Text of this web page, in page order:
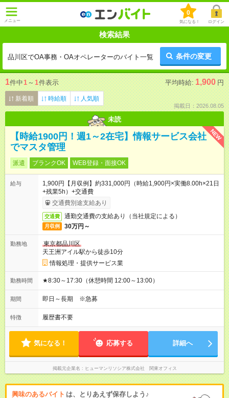
メニュー
0
気になる！ ログイン
検索結果
品川区でOA事務・OAオペレーターのバイト一覧 条件の変更
1件中1 ～ 1件表示 平均時給: 1,900 円
新着順 時給順 人気順
掲載日：2026.08.05
未読
NEW
【時給1900円！週1～2在宅】情報サービス会社
でマスタ管理
派遣 ブランクOK WEB登録・面接OK
給与
1,900円【月収例】約331,000円（時給1,900円×実働8.00h×21日
+残業5h）+交通費
交通費別途支給あり
交通費 通勤交通費の支給あり（当社規定による）
月収例 30万円～
勤務地
東京都品川区
天王洲アイル駅から徒歩10分
情報処理・提供サービス業
勤務時間 ★8:30～17:30（休憩時間 12:00～13:00）
期間 即日～長期 ※急募
特徴 履歴書不要
気になる！ 応募する 詳細へ
掲載元企業名 ヒューマンリソシア株式会社 関東オフィス
興味のあるバイト は、とりあえず保存しよう♪